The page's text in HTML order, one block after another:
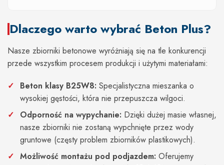
Dlaczego warto wybrać Beton Plus?
Nasze zbiorniki betonowe wyróżniają się na tle konkurencji
przede wszystkim procesem produkcji i użytymi materiałami:
Beton klasy B25W8: Specjalistyczna mieszanka o
wysokiej gęstości, która nie przepuszcza wilgoci.
Odporność na wypychanie: Dzięki dużej masie własnej,
nasze zbiorniki nie zostaną wypchnięte przez wody
gruntowe (częsty problem zbiorników plastikowych).
Możliwość montażu pod podjazdem: Oferujemy